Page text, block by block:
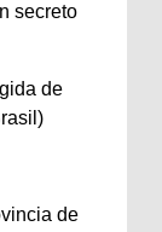
secreto
de
de